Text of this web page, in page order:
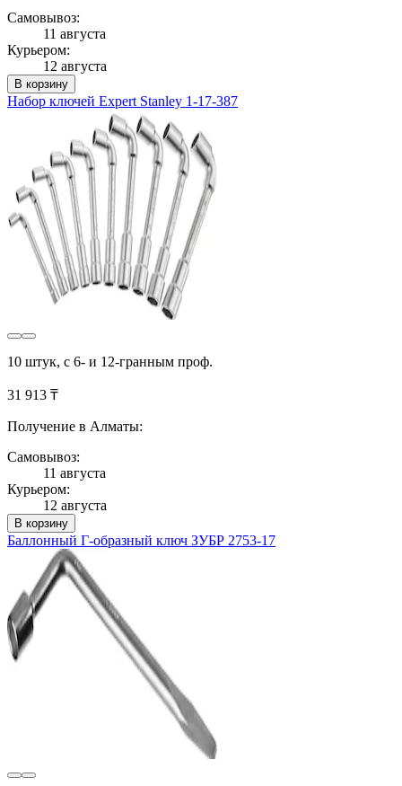
Самовывоз:
11 августа
Курьером:
12 августа
В корзину
Набор ключей Expert Stanley 1-17-387
10 штук, с 6- и 12-гранным проф.
31 913 ₸
Получение в Алматы:
Самовывоз:
11 августа
Курьером:
12 августа
В корзину
Баллонный Г-образный ключ ЗУБР 2753-17